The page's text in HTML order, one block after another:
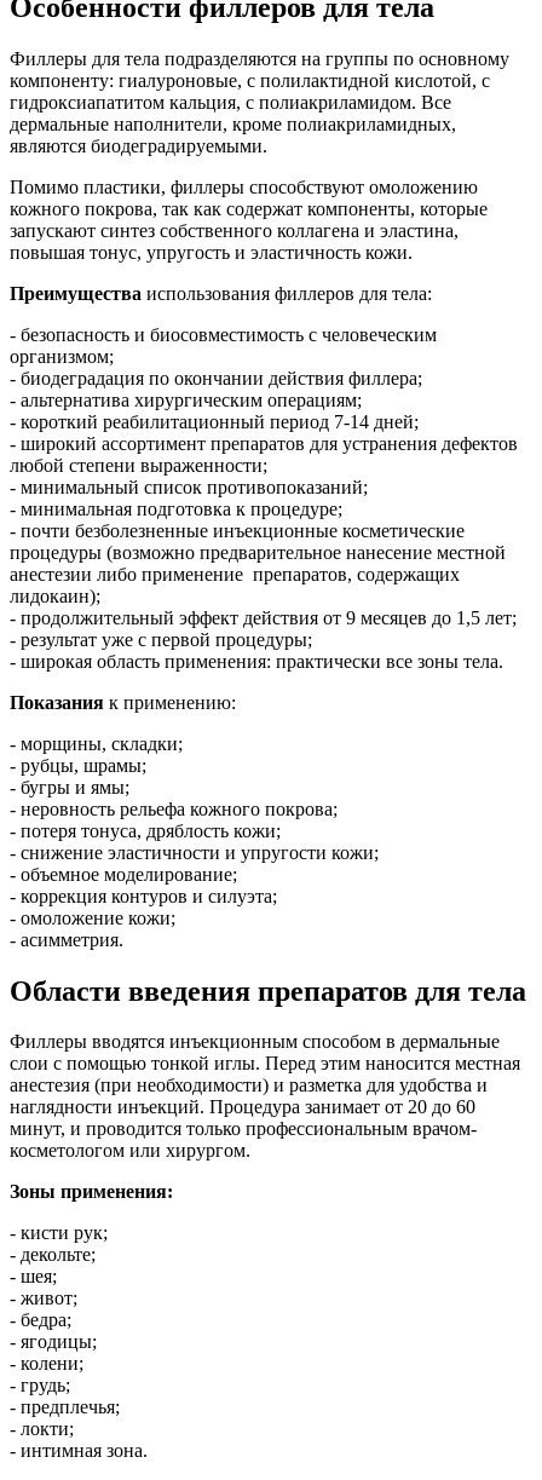
Особенности филлеров для тела
Филлеры для тела подразделяются на группы по основному
компоненту: гиалуроновые, с полилактидной кислотой, с
гидроксиапатитом кальция, с полиакриламидом. Все
дермальные наполнители, кроме полиакриламидных,
являются биодеградируемыми.
Помимо пластики, филлеры способствуют омоложению
кожного покрова, так как содержат компоненты, которые
запускают синтез собственного коллагена и эластина,
повышая тонус, упругость и эластичность кожи.
Преимущества использования филлеров для тела:
- безопасность и биосовместимость с человеческим
организмом;
- биодеградация по окончании действия филлера;
- альтернатива хирургическим операциям;
- короткий реабилитационный период 7-14 дней;
- широкий ассортимент препаратов для устранения дефектов
любой степени выраженности;
- минимальный список противопоказаний;
- минимальная подготовка к процедуре;
- почти безболезненные инъекционные косметические
процедуры (возможно предварительное нанесение местной
анестезии либо применение препаратов, содержащих
лидокаин);
- продолжительный эффект действия от 9 месяцев до 1,5 лет;
- результат уже с первой процедуры;
- широкая область применения: практически все зоны тела.
Показания к применению:
- морщины, складки;
- рубцы, шрамы;
- бугры и ямы;
- неровность рельефа кожного покрова;
- потеря тонуса, дряблость кожи;
- снижение эластичности и упругости кожи;
- объемное моделирование;
- коррекция контуров и силуэта;
- омоложение кожи;
- асимметрия.
Области введения препаратов для тела
Филлеры вводятся инъекционным способом в дермальные
слои с помощью тонкой иглы. Перед этим наносится местная
анестезия (при необходимости) и разметка для удобства и
наглядности инъекций. Процедура занимает от 20 до 60
минут, и проводится только профессиональным врачом-
косметологом или хирургом.
Зоны применения:
- кисти рук;
- декольте;
- шея;
- живот;
- бедра;
- ягодицы;
- колени;
- грудь;
- предплечья;
- локти;
- интимная зона.